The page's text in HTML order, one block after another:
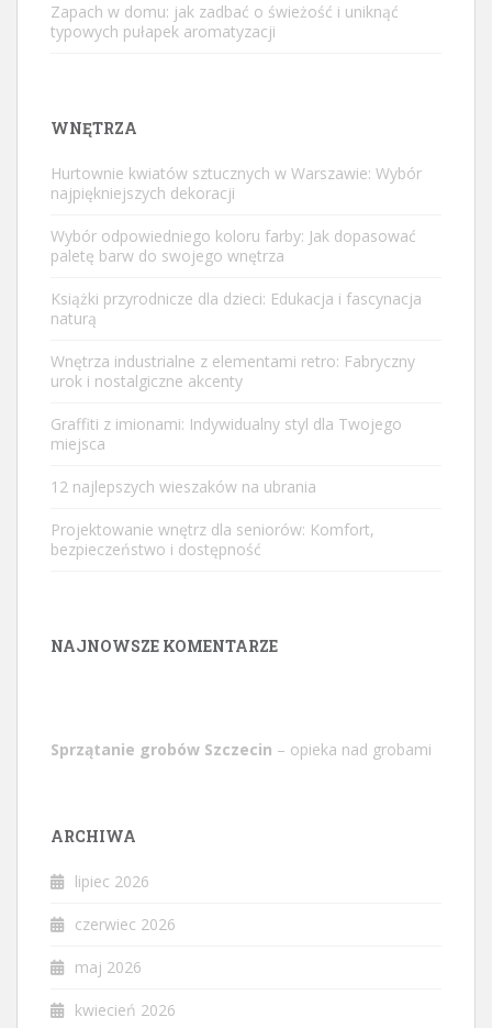
Zapach w domu: jak zadbać o świeżość i uniknąć
typowych pułapek aromatyzacji
WNĘTRZA
Hurtownie kwiatów sztucznych w Warszawie: Wybór
najpiękniejszych dekoracji
Wybór odpowiedniego koloru farby: Jak dopasować
paletę barw do swojego wnętrza
Książki przyrodnicze dla dzieci: Edukacja i fascynacja
naturą
Wnętrza industrialne z elementami retro: Fabryczny
urok i nostalgiczne akcenty
Graffiti z imionami: Indywidualny styl dla Twojego
miejsca
12 najlepszych wieszaków na ubrania
Projektowanie wnętrz dla seniorów: Komfort,
bezpieczeństwo i dostępność
NAJNOWSZE KOMENTARZE
Sprzątanie grobów Szczecin – opieka nad grobami
ARCHIWA
lipiec 2026
czerwiec 2026
maj 2026
kwiecień 2026